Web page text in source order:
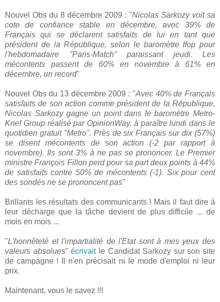
Nouvel Obs du 8 décembre 2009 : "Nicolas Sarkozy voit sa
cote de confiance stable en décembre, avec 39% de
Français qui se déclarent satisfaits de lui en tant que
président de la République, selon le baromètre Ifop pour
l'hebdomadaire "Paris-Match" paraissant jeudi. Les
mécontents passent de 60% en novembre à 61% en
décembre, un record"
Nouvel Obs du 13 décembre 2009 : "Avec 40% de Français
satisfaits de son action comme président de la République,
Nicolas Sarkozy gagne un point dans le baromètre Metro-
Krief Group réalisé par OpinionWay, à paraître lundi dans le
quotidien gratuit "Metro". Près de six Français sur dix (57%)
se disent mécontents de son action (-2 par rapport à
novembre). Ils sont 3% à ne pas se prononcer. Le Premier
ministre François Fillon perd pour sa part deux points à 44%
de satisfaits contre 50% de mécontents (-1). Six pour cent
des sondés ne se prononcent pas"
Brillants les résultats des communicants ! Mais il faut dire à
leur décharge que la tâche devient de plus difficile ... de
mois en mois ...
"L'honnêteté et l'impartialité de l'Etat sont à mes yeux des
valeurs absolues"écrivait le Candidat Sarkozy sur son site
de campagne ! Il n'en précisait ni le mode d'emploi ni leur
prix.
Maintenant, vous le savez !!!